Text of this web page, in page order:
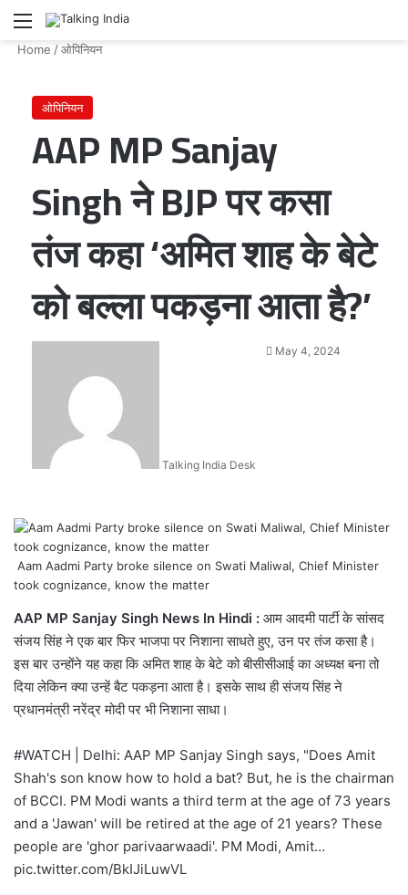
Menu
Home /ओपिनियन
ओपिनियन
AAP MP Sanjay
Singh ने BJP पर कसा
तंज कहा ‘अमित शाह के बेटे
को बल्ला पकड़ना आता है?’
Talking India Desk
SendMay 4, 2024
Aam Aadmi Party broke silence on Swati Maliwal, Chief Minister
took cognizance, know the matter
AAP MP Sanjay Singh News In Hindi : आम आदमी पार्टी के सांसद
संजय सिंह ने एक बार फिर भाजपा पर निशाना साधते हुए, उन पर तंज कसा है।
इस बार उन्होंने यह कहा कि अमित शाह के बेटे को बीसीसीआई का अध्यक्ष बना तो
दिया लेकिन क्या उन्हें बैट पकड़ना आता है। इसके साथ ही संजय सिंह ने
प्रधानमंत्री नरेंद्र मोदी पर भी निशाना साधा।
#WATCH | Delhi: AAP MP Sanjay Singh says, "Does Amit
Shah's son know how to hold a bat? But, he is the chairman
of BCCI. PM Modi wants a third term at the age of 73 years
and a 'Jawan' will be retired at the age of 21 years? These
people are 'ghor parivaarwaadi'. PM Modi, Amit…
pic.twitter.com/BkIJiLuwVL